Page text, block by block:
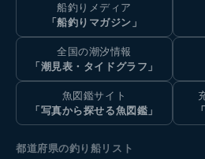
船釣りメディア
「船釣りマガジン」
全国の潮汐情報
「潮見表・タイドグラフ」
魚図鑑サイト
「写真から探せる魚図鑑」
都道府県の釣り船リスト